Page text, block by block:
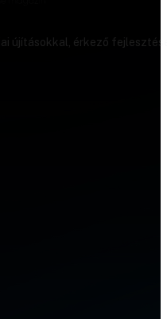
újításokkal, érkező